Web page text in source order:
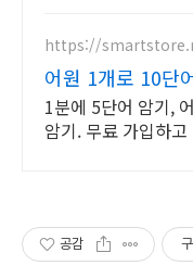
https://
어원 1개로 10단
1분에 5단어 암기,
암기. 무료 가입하
공감